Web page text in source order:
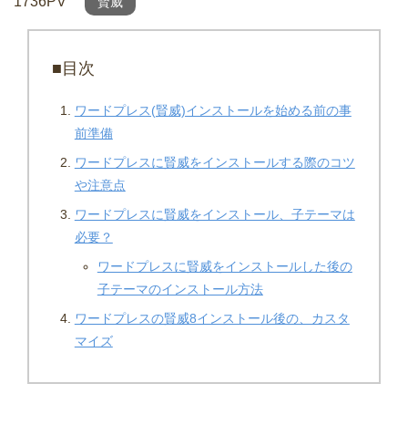
■目次
ワードプレス(賢威)インストールを始める前の事
前準備
ワードプレスに賢威をインストールする際のコツ
や注意点
ワードプレスに賢威をインストール、子テーマは
必要？
ワードプレスに賢威をインストールした後の
子テーマのインストール方法
ワードプレスの賢威8インストール後の、カスタ
マイズ